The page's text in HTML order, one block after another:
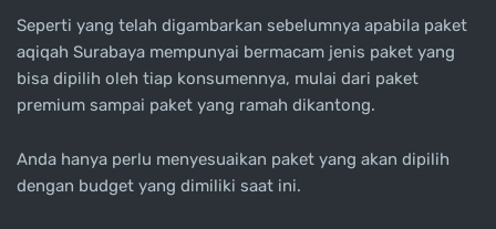
Seperti yang telah digambarkan sebelumnya apabila paket
aqiqah Surabaya mempunyai bermacam jenis paket yang
bisa dipilih oleh tiap konsumennya, mulai dari paket
premium sampai paket yang ramah dikantong.
Anda hanya perlu menyesuaikan paket yang akan dipilih
dengan budget yang dimiliki saat ini.